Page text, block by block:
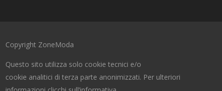
Copyright ZoneModa
Questo sito utilizza solo cookie tecnici e/o
cookie analitici di terza parte anonimizzati. Per ulteriori